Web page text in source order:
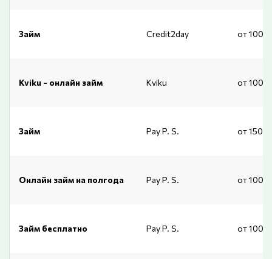
Займ Credit2day от
Kviku - онлайн займ Kviku от 1000
Займ Pay P. S. от
Онлайн займ на полгода Pay P. S. от 1000
Займ бесплатно Pay P. S. от 1000